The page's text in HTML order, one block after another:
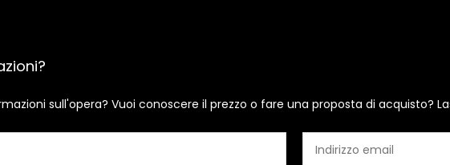
sull'opera? Vuoi conoscere il prezzo o fare una proposta di acquisto?